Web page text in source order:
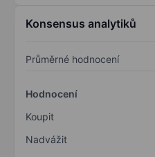
Konsensus analytiků
Průměrné hodnocení
Hodnocení
Koupit
Nadvážit